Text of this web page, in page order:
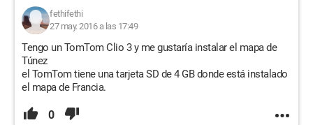
fethifethi
27 may. 2016 a las 17:49
Tengo un TomTom Clio 3 y me gustaría instalar el mapa de
Túnez
el TomTom tiene una tarjeta SD de 4 GB donde está instalado
el mapa de Francia.
0